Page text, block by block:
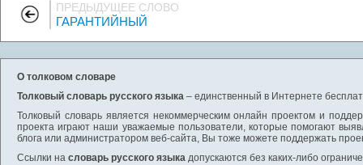
ПРЕДЫДУЩЕЕ СЛОВО
ГАРАНТИЙНЫЙ
О толковом словаре
Толковый словарь русского языка – единственный в Интернете
Толковый словарь является некоммерческим онлайн проектом и
проекта играют наши уважаемые пользователи, которые помогают
блога или администратором веб-сайта, Вы тоже можете поддержать
Ссылки на словарь русского языка допускаются без каких-либо